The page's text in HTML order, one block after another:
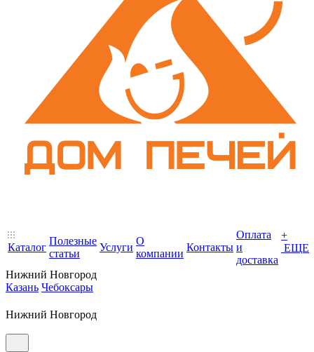
Каталог
Полезные
статьи
Услуги
О
компании
Контакты
Оплата
и
доставка
+
ЕЩЕ
Нижний Новгород
Казань Чебоксары
Нижний Новгород